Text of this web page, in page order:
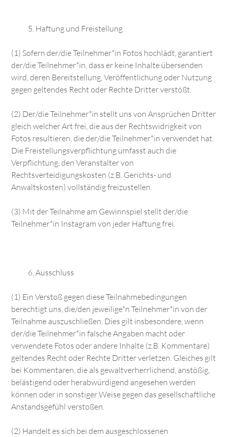
Haftung und Freistellung
(1) Sofern der/die Teilnehmer*in Fotos hochlädt, garantiert
der/die Teilnehmer*in, dass er keine Inhalte übersenden
wird, deren Bereitstellung, Veröffentlichung oder Nutzung
gegen geltendes Recht oder Rechte Dritter verstößt.
(2) Der/die Teilnehmer*in stellt uns von Ansprüchen Dritter
gleich welcher Art frei, die aus der Rechtswidrigkeit von
Fotos resultieren, die der/die Teilnehmer*in verwendet hat.
Die Freistellungsverpflichtung umfasst auch die
Verpflichtung, den Veranstalter von
Rechtsverteidigungskosten (z.B. Gerichts- und
Anwaltskosten) vollständig freizustellen.
(3) Mit der Teilnahme am Gewinnspiel stellt der/die
Teilnehmer*in Instagram von jeder Haftung frei.
Ausschluss
(1) Ein Verstoß gegen diese Teilnahmebedingungen
berechtigt uns, die/den jeweilige*n Teilnehmer*in von der
Teilnahme auszuschließen. Dies gilt insbesondere, wenn
der/die Teilnehmer*in falsche Angaben macht oder
verwendete Fotos oder andere Inhalte (z.B. Kommentare)
geltendes Recht oder Rechte Dritter verletzen. Gleiches gilt
bei Kommentaren, die als gewaltverherrlichend, anstößig,
belästigend oder herabwürdigend angesehen werden
können oder in sonstiger Weise gegen das gesellschaftliche
Anstandsgefühl verstoßen.
(2) Handelt es sich bei dem ausgeschlossenen